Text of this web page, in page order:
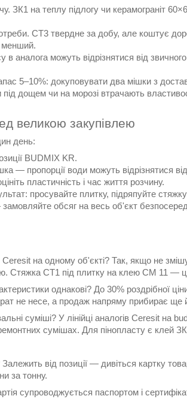
ЗК1 на теплу підлогу чи керамограніт
СТ3 твердне за добу, але коштує
менший.
в аналога можуть відрізнятися від
5–10%: докуповувати два мішки з
дощем чи на морозі втрачають
великою закупівлею
день:
BUDMIX KR.
— пропорції води можуть відрізнятися
пластичність і час життя розчину.
просувайте плитку, підряпуйте
обсяг на весь об'єкт
на одному об'єкті? Так, якщо не
Стяжка СТ1 під плитку на клею CM 11 —
однакові? До 30% роздрібної
не несе, а продаж напряму прибирає ще
суміші? У лінійці аналогів Ceresit на
сумішах. Для пінопласту є клей
від позиції — дивіться картку
за тонну.
супроводжується паспортом і